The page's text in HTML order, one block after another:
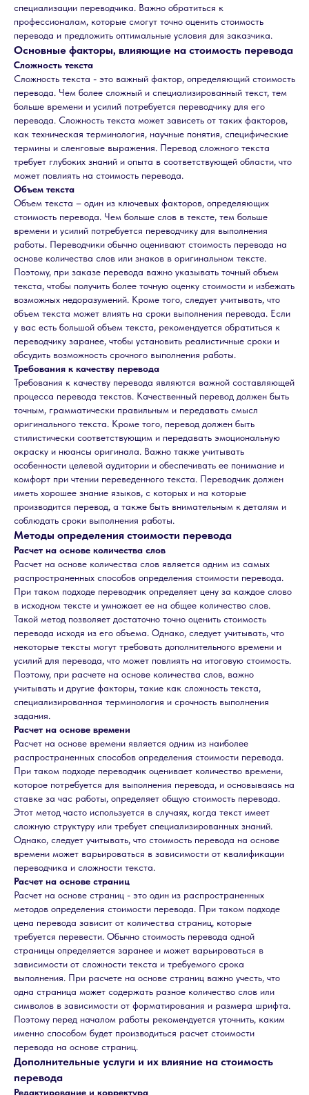
специализации переводчика. Важно обратиться к
профессионалам, которые смогут точно оценить стоимость
перевода и предложить оптимальные условия для заказчика.
Основные факторы, влияющие на стоимость перевода
Сложность текста
Сложность текста - это важный фактор, определяющий стоимость
перевода. Чем более сложный и специализированный текст, тем
больше времени и усилий потребуется переводчику для его
перевода. Сложность текста может зависеть от таких факторов,
как техническая терминология, научные понятия, специфические
термины и сленговые выражения. Перевод сложного текста
требует глубоких знаний и опыта в соответствующей области, что
может повлиять на стоимость перевода.
Объем текста
Объем текста – один из ключевых факторов, определяющих
стоимость перевода. Чем больше слов в тексте, тем больше
времени и усилий потребуется переводчику для выполнения
работы. Переводчики обычно оценивают стоимость перевода на
основе количества слов или знаков в оригинальном тексте.
Поэтому, при заказе перевода важно указывать точный объем
текста, чтобы получить более точную оценку стоимости и избежать
возможных недоразумений. Кроме того, следует учитывать, что
объем текста может влиять на сроки выполнения перевода. Если
у вас есть большой объем текста, рекомендуется обратиться к
переводчику заранее, чтобы установить реалистичные сроки и
обсудить возможность срочного выполнения работы.
Требования к качеству перевода
Требования к качеству перевода являются важной составляющей
процесса перевода текстов. Качественный перевод должен быть
точным, грамматически правильным и передавать смысл
оригинального текста. Кроме того, перевод должен быть
стилистически соответствующим и передавать эмоциональную
окраску и нюансы оригинала. Важно также учитывать
особенности целевой аудитории и обеспечивать ее понимание и
комфорт при чтении переведенного текста. Переводчик должен
иметь хорошее знание языков, с которых и на которые
производится перевод, а также быть внимательным к деталям и
соблюдать сроки выполнения работы.
Методы определения стоимости перевода
Расчет на основе количества слов
Расчет на основе количества слов является одним из самых
распространенных способов определения стоимости перевода.
При таком подходе переводчик определяет цену за каждое слово
в исходном тексте и умножает ее на общее количество слов.
Такой метод позволяет достаточно точно оценить стоимость
перевода исходя из его объема. Однако, следует учитывать, что
некоторые тексты могут требовать дополнительного времени и
усилий для перевода, что может повлиять на итоговую стоимость.
Поэтому, при расчете на основе количества слов, важно
учитывать и другие факторы, такие как сложность текста,
специализированная терминология и срочность выполнения
задания.
Расчет на основе времени
Расчет на основе времени является одним из наиболее
распространенных способов определения стоимости перевода.
При таком подходе переводчик оценивает количество времени,
которое потребуется для выполнения перевода, и основываясь на
ставке за час работы, определяет общую стоимость перевода.
Этот метод часто используется в случаях, когда текст имеет
сложную структуру или требует специализированных знаний.
Однако, следует учитывать, что стоимость перевода на основе
времени может варьироваться в зависимости от квалификации
переводчика и сложности текста.
Расчет на основе страниц
Расчет на основе страниц - это один из распространенных
методов определения стоимости перевода. При таком подходе
цена перевода зависит от количества страниц, которые
требуется перевести. Обычно стоимость перевода одной
страницы определяется заранее и может варьироваться в
зависимости от сложности текста и требуемого срока
выполнения. При расчете на основе страниц важно учесть, что
одна страница может содержать разное количество слов или
символов в зависимости от форматирования и размера шрифта.
Поэтому перед началом работы рекомендуется уточнить, каким
именно способом будет производиться расчет стоимости
перевода на основе страниц.
Дополнительные услуги и их влияние на стоимость
перевода
Редактирование и корректура